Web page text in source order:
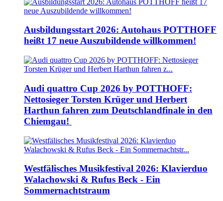
Ausbildungsstart 2026: Autohaus POTTHOFF
heißt 17 neue Auszubildende willkommen!
Audi quattro Cup 2026 by POTTHOFF:
Nettosieger Torsten Krüger und Herbert
Harthun fahren zum Deutschlandfinale in den
Chiemgau!
Westfälisches Musikfestival 2026: Klavierduo
Walachowski & Rufus Beck - Ein
Sommernachtstraum